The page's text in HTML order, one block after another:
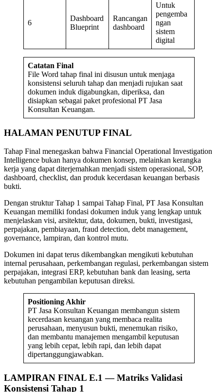
6
Dashboard
Blueprint
Rancangan
dashboard
Untuk
pengemba
ngan
sistem
digital
Catatan Final
File Word tahap final ini disusun untuk menjaga
konsistensi seluruh tahap dan menjadi rujukan saat
dokumen induk digabungkan, diperiksa, dan
disiapkan sebagai paket profesional PT Jasa
Konsultan Keuangan.
HALAMAN PENUTUP FINAL
Tahap Final menegaskan bahwa Financial Operational Investigation
Intelligence bukan hanya dokumen konsep, melainkan kerangka
kerja yang dapat diterjemahkan menjadi sistem operasional, SOP,
dashboard, checklist, dan produk kecerdasan keuangan berbasis
bukti.
Dengan struktur Tahap 1 sampai Tahap Final, PT Jasa Konsultan
Keuangan memiliki fondasi dokumen induk yang lengkap untuk
menjelaskan visi, arsitektur, data, dokumen, bukti, investigasi,
perpajakan, pembiayaan, fraud detection, debt management,
governance, lampiran, dan kontrol mutu.
Dokumen ini dapat terus dikembangkan mengikuti kebutuhan
internal perusahaan, perkembangan regulasi, perkembangan sistem
perpajakan, integrasi ERP, kebutuhan bank dan leasing, serta
kebutuhan pengambilan keputusan direksi.
Positioning Akhir
PT Jasa Konsultan Keuangan membangun sistem
kecerdasan keuangan yang membaca realita
perusahaan, menyusun bukti, menemukan risiko,
dan membantu manajemen mengambil keputusan
yang lebih cepat, lebih rapi, dan lebih dapat
dipertanggungjawabkan.
LAMPIRAN FINAL E.1 — Matriks Validasi
Konsistensi Tahap 1